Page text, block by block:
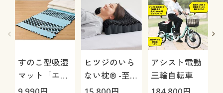
すのこ型吸湿
マット「エア
ージョブ®」
ヒツジのいら
ない枕® -至
極-
アシスト電動
三輪自転車